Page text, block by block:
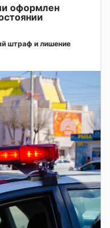
оформлен
штраф и лишение